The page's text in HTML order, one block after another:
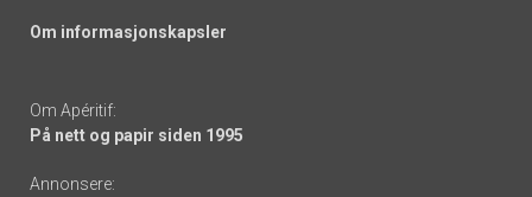
Om informasjonskapsler
Om Apéritif:
På nett og papir siden 1995
Annonsere: